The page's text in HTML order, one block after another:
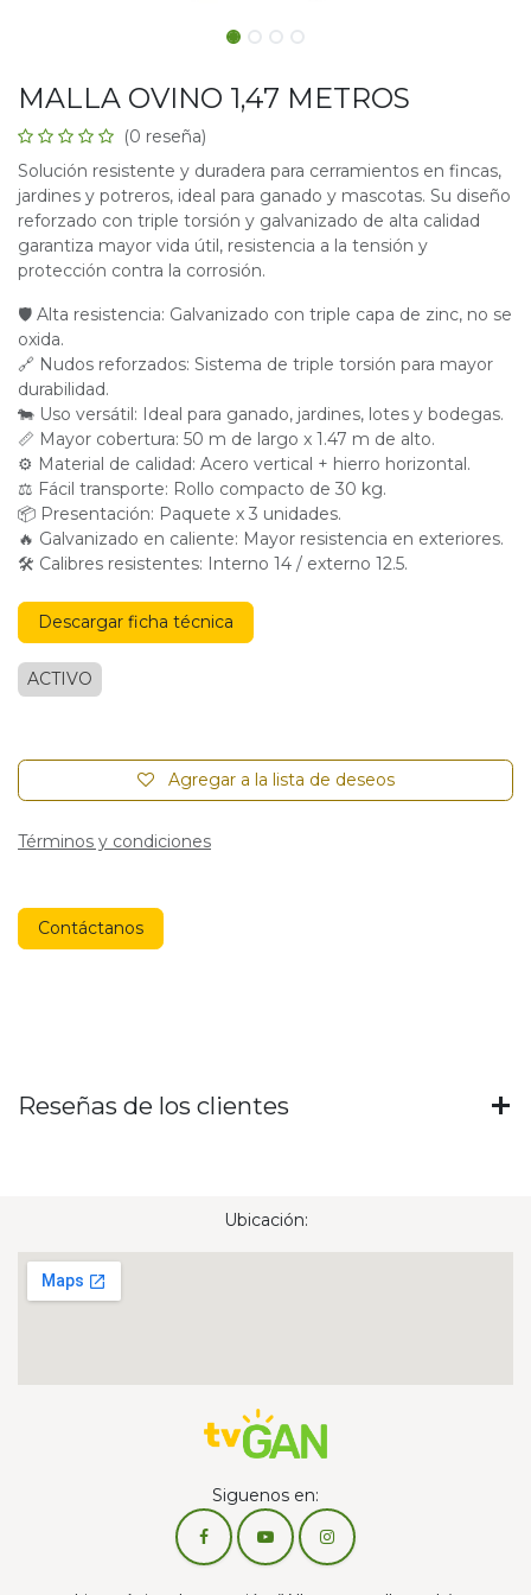
MALLA OVINO 1,47 METROS
(0 reseña)
Solución resistente y duradera para cerramientos en fincas,
jardines y potreros, ideal para ganado y mascotas. Su diseño
reforzado con triple torsión y galvanizado de alta calidad
garantiza mayor vida útil, resistencia a la tensión y
protección contra la corrosión.
🛡 Alta resistencia: Galvanizado con triple capa de zinc, no se
oxida.
🔗 Nudos reforzados: Sistema de triple torsión para mayor
durabilidad.
🐄 Uso versátil: Ideal para ganado, jardines, lotes y bodegas.
📏 Mayor cobertura: 50 m de largo x 1.47 m de alto.
⚙ Material de calidad: Acero vertical + hierro horizontal.
⚖ Fácil transporte: Rollo compacto de 30 kg.
📦 Presentación: Paquete x 3 unidades.
🔥 Galvanizado en caliente: Mayor resistencia en exteriores.
🛠 Calibres resistentes: Interno 14 / externo 12.5.
Descargar ficha técnica
ACTIVO
Agregar a la lista de deseos
Términos y condiciones
Contáctanos
Reseñas de los clientes
Ubicación:
Siguenos en: